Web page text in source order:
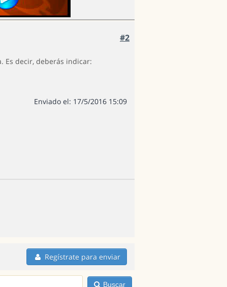
#2
Es decir, deberás indicar:
Enviado el: 17/5/2016 15:09
Regístrate para enviar
Buscar